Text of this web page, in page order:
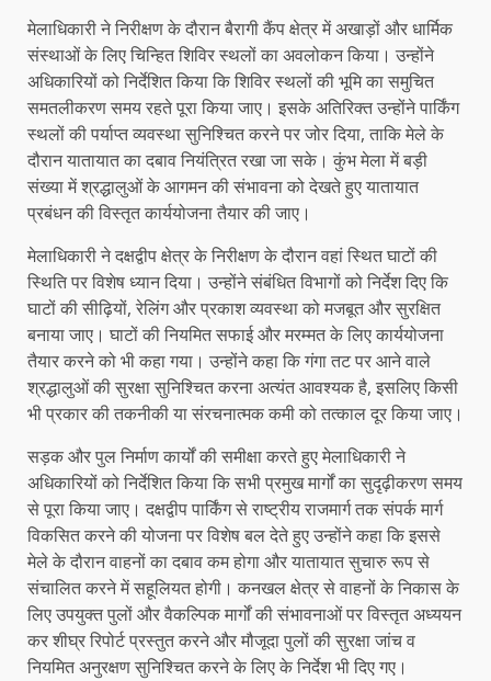
मेलाधिकारी ने निरीक्षण के दौरान बैरागी कैंप क्षेत्र में अखाड़ों और धार्मिक
संस्थाओं के लिए चिन्हित शिविर स्थलों का अवलोकन किया। उन्होंने
अधिकारियों को निर्देशित किया कि शिविर स्थलों की भूमि का समुचित
समतलीकरण समय रहते पूरा किया जाए। इसके अतिरिक्त उन्होंने पार्किंग
स्थलों की पर्याप्त व्यवस्था सुनिश्चित करने पर जोर दिया, ताकि मेले के
दौरान यातायात का दबाव नियंत्रित रखा जा सके। कुंभ मेला में बड़ी
संख्या में श्रद्धालुओं के आगमन की संभावना को देखते हुए यातायात
प्रबंधन की विस्तृत कार्ययोजना तैयार की जाए।
मेलाधिकारी ने दक्षद्वीप क्षेत्र के निरीक्षण के दौरान वहां स्थित घाटों की
स्थिति पर विशेष ध्यान दिया। उन्होंने संबंधित विभागों को निर्देश दिए कि
घाटों की सीढ़ियों, रेलिंग और प्रकाश व्यवस्था को मजबूत और सुरक्षित
बनाया जाए। घाटों की नियमित सफाई और मरम्मत के लिए कार्ययोजना
तैयार करने को भी कहा गया। उन्होंने कहा कि गंगा तट पर आने वाले
श्रद्धालुओं की सुरक्षा सुनिश्चित करना अत्यंत आवश्यक है, इसलिए किसी
भी प्रकार की तकनीकी या संरचनात्मक कमी को तत्काल दूर किया जाए।
सड़क और पुल निर्माण कार्यों की समीक्षा करते हुए मेलाधिकारी ने
अधिकारियों को निर्देशित किया कि सभी प्रमुख मार्गों का सुदृढ़ीकरण समय
से पूरा किया जाए। दक्षद्वीप पार्किंग से राष्ट्रीय राजमार्ग तक संपर्क मार्ग
विकसित करने की योजना पर विशेष बल देते हुए उन्होंने कहा कि इससे
मेले के दौरान वाहनों का दबाव कम होगा और यातायात सुचारु रूप से
संचालित करने में सहूलियत होगी। कनखल क्षेत्र से वाहनों के निकास के
लिए उपयुक्त पुलों और वैकल्पिक मार्गों की संभावनाओं पर विस्तृत अध्ययन
कर शीघ्र रिपोर्ट प्रस्तुत करने और मौजूदा पुलों की सुरक्षा जांच व
नियमित अनुरक्षण सुनिश्चित करने के लिए के निर्देश भी दिए गए।